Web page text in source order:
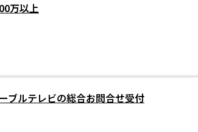
万以上
ブルテレビの総合お問合せ受付